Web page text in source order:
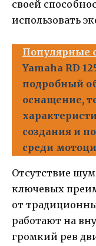
своей
использовать
Популярные
Yamaha RD
подробный
оснащение,
создания и
среди
Отсутствие
ключевых
от
работают на
громкий рев